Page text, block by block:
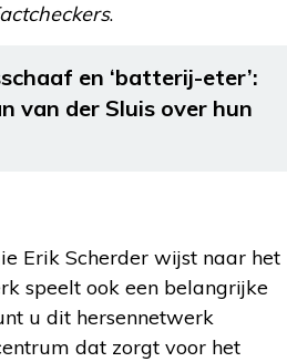
.
en ‘batterij-eter’:
van der Sluis over hun
Erik Scherder wijst naar het
speelt ook een belangrijke
u dit hersennetwerk
dat zorgt voor het